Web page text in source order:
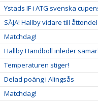
Ystads IF i ATG svenska
SÅJA! Hallby vidare till
Matchdag!
Hallby Handboll inleder
Temperaturen stiger!
Delad poäng i Alingsås
Matchdag!